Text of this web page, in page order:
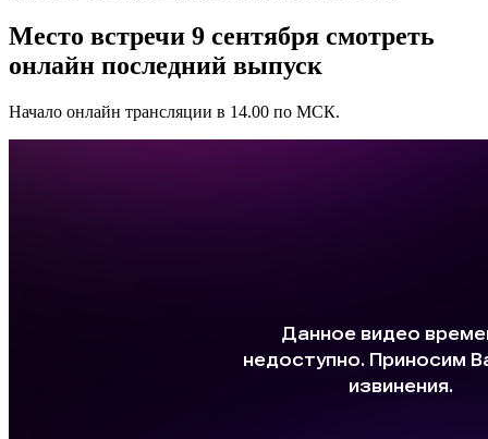
Место встречи 9 сентября смотреть
онлайн последний выпуск
Начало онлайн трансляции в 14.00 по МСК.